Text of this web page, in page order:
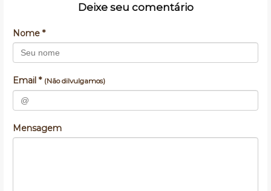
Deixe seu comentário
Nome *
Email * (Não dilvulgamos)
Mensagem